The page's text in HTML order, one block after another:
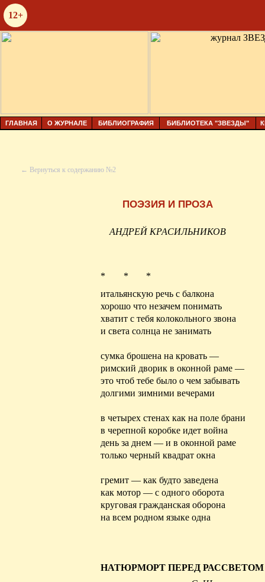
12+
ГЛАВНАЯ О ЖУРНАЛЕ БИБЛИОГРАФИЯ БИБЛИОТЕКА "ЗВЕЗДЫ"
← Вернуться к содержанию №2
ПОЭЗИЯ И ПРОЗА
АНДРЕЙ КРАСИЛЬНИКОВ
* * *
итальянскую речь с балкона
хорошо что незачем понимать
хватит с тебя колокольного звона
и света солнца не занимать
сумка брошена на кровать —
римский дворик в оконной раме —
это чтоб тебе было о чем забывать
долгими зимними вечерами
в четырех стенах как на поле брани
в черепной коробке идет война
день за днем — и в оконной раме
только черный квадрат окна
гремит — как будто заведена
как мотор — с одного оборота
круговая гражданская оборона
на всем родном языке одна
НАТЮРМОРТ ПЕРЕД РАССВЕТОМ